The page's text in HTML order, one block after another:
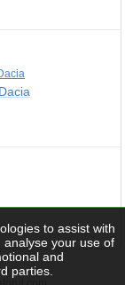
to assist with
analyse your use of
and
parties.